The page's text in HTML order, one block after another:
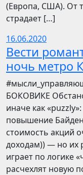
(Европа, США). От
страдает […]
16.06.2020
Вести
ночь метро
БОКОВИКЕ
иначе как
повышение
стоимость акций
доходам)) — но их
играет по логике
расчехлят новую